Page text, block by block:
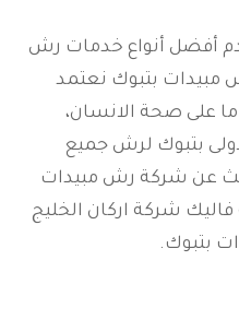
أفضل أنواع خدمات رش
مبيدات بتبوك نعتمد
على صحة الانسان،
بتبوك لرش جميع
عن شركة رش مبيدات
شركة اركان الخليج
بتبوك.